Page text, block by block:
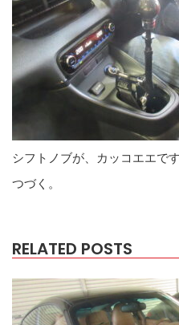
シフトノブが、カッコエエです
つづく。
RELATED POSTS